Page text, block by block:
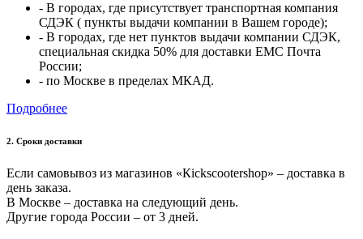
- В городах, где присутствует транспортная компания
СДЭК ( пункты выдачи компании в Вашем городе);
- В городах, где нет пунктов выдачи компании СДЭК,
специальная скидка 50% для доставки ЕМС Почта
России;
- по Москве в пределах МКАД.
Подробнее
2. Cроки доставки
Если самовывоз из магазинов «Кickscootershop» – доставка в
день заказа.
В Москве – доставка на следующий день.
Другие города России – от 3 дней.